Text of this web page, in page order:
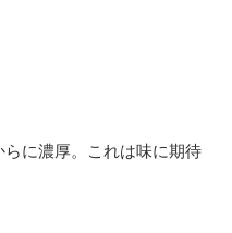
に濃厚。これは味に期待